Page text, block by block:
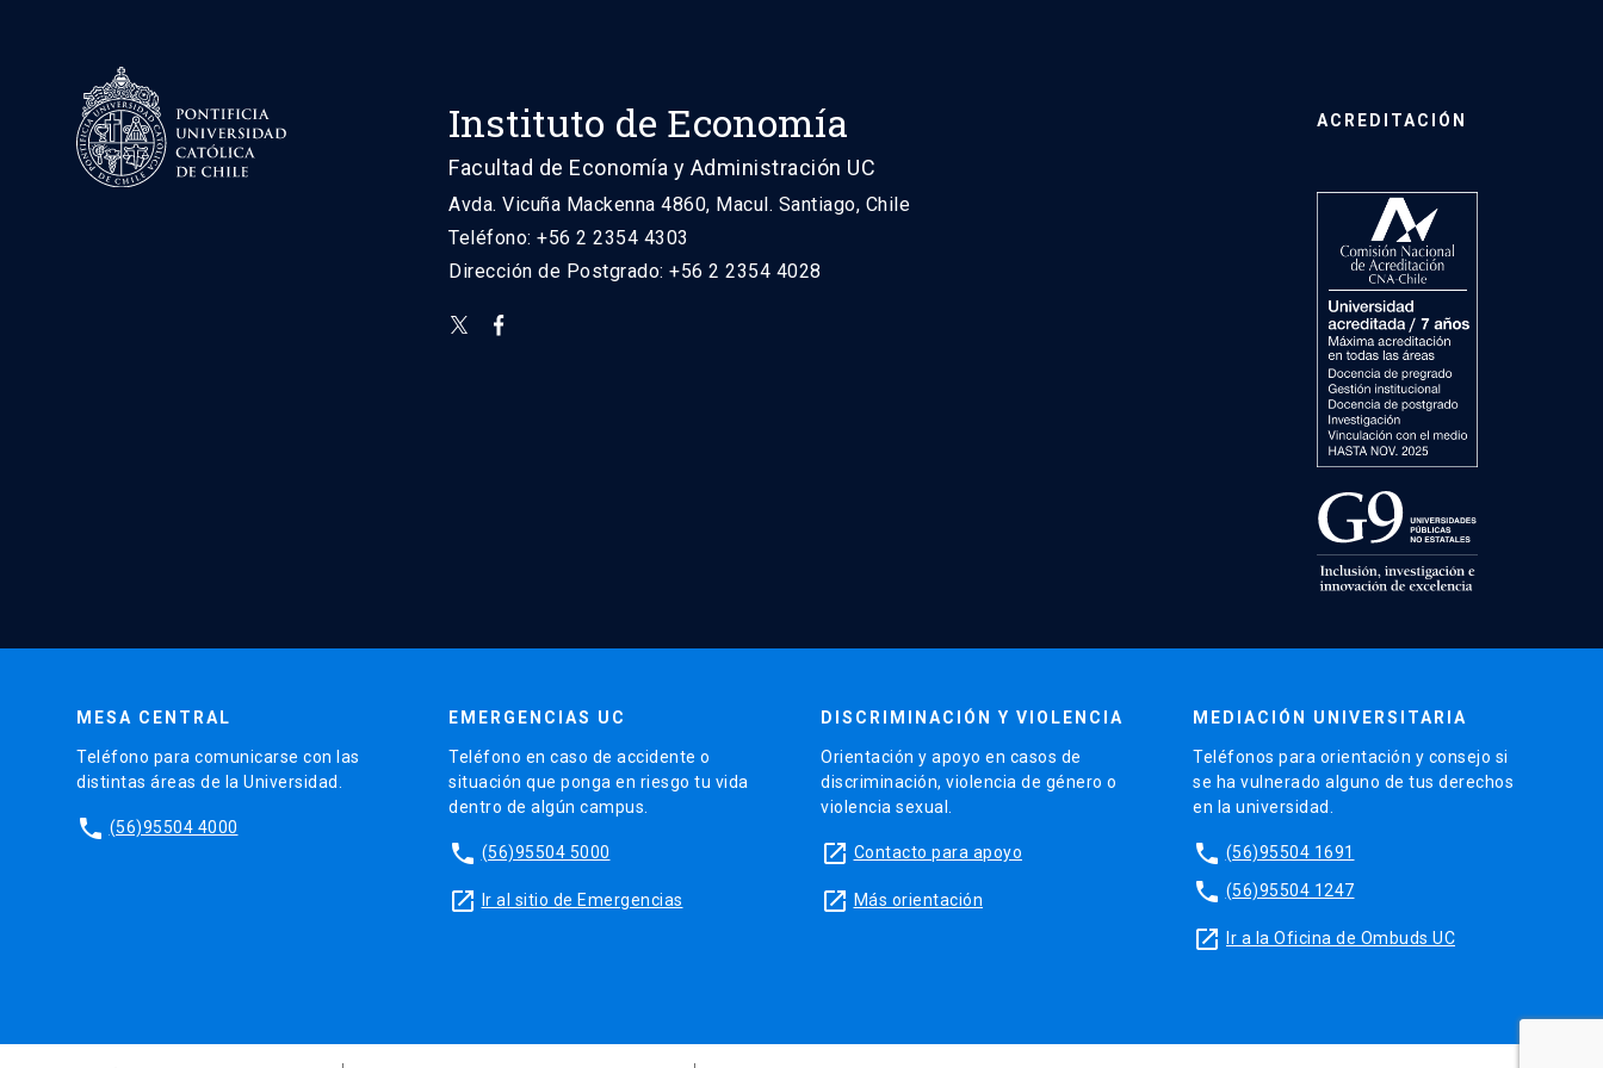
Instituto de Economía
Facultad de Economía y Administración UC
Avda. Vicuña Mackenna 4860, Macul. Santiago, Chile
Teléfono: +56 2 2354 4303
Dirección de Postgrado: +56 2 2354 4028
ACREDITACIÓN
MESA CENTRAL
Teléfono para comunicarse con las
distintas áreas de la Universidad.
phone (56)95504 4000
EMERGENCIAS UC
Teléfono en caso de accidente o
situación que ponga en riesgo tu vida
dentro de algún campus.
phone (56)95504 5000
launch Ir al sitio de Emergencias
DISCRIMINACIÓN Y VIOLENCIA
Orientación y apoyo en casos de
discriminación, violencia de género o
violencia sexual.
launch Contacto para apoyo
launch Más orientación
MEDIACIÓN UNIVERSITARIA
Teléfonos para orientación y consejo si
se ha vulnerado alguno de tus derechos
en la universidad.
phone (56)95504 1691
phone (56)95504 1247
launch Ir a la Oficina de Ombuds UC